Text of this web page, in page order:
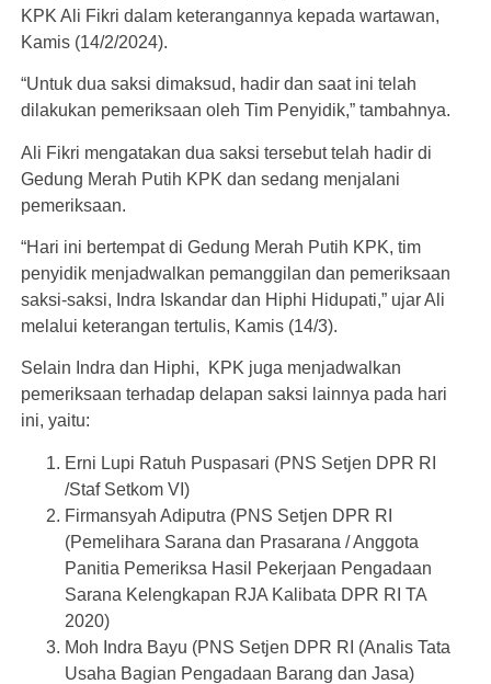
KPK Ali Fikri dalam keterangannya kepada wartawan,
Kamis (14/2/2024).
“Untuk dua saksi dimaksud, hadir dan saat ini telah
dilakukan pemeriksaan oleh Tim Penyidik,” tambahnya.
Ali Fikri mengatakan dua saksi tersebut telah hadir di
Gedung Merah Putih KPK dan sedang menjalani
pemeriksaan.
“Hari ini bertempat di Gedung Merah Putih KPK, tim
penyidik menjadwalkan pemanggilan dan pemeriksaan
saksi-saksi, Indra Iskandar dan Hiphi Hidupati,” ujar Ali
melalui keterangan tertulis, Kamis (14/3).
Selain Indra dan Hiphi, KPK juga menjadwalkan
pemeriksaan terhadap delapan saksi lainnya pada hari
ini, yaitu:
Erni Lupi Ratuh Puspasari (PNS Setjen DPR RI
/Staf Setkom VI)
Firmansyah Adiputra (PNS Setjen DPR RI
(Pemelihara Sarana dan Prasarana / Anggota
Panitia Pemeriksa Hasil Pekerjaan Pengadaan
Sarana Kelengkapan RJA Kalibata DPR RI TA
2020)
Moh Indra Bayu (PNS Setjen DPR RI (Analis Tata
Usaha Bagian Pengadaan Barang dan Jasa)